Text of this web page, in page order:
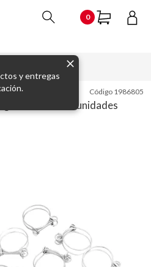
0
y entregas
Código 1986805
x 2 unidades